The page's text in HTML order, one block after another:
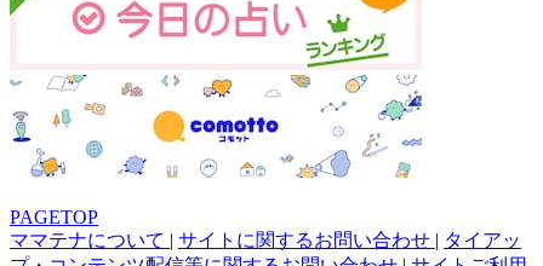
PAGETOP
ママテナについて | サイトに関するお問い合わせ | タイアッ